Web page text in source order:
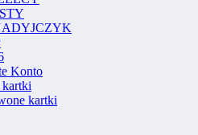
Konto
kartki
kartki